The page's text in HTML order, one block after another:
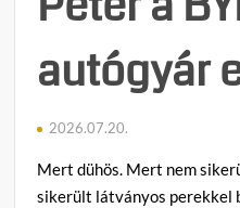
autógyár
2026.07.20.
Mert dühös. Mert nem
sikerült látványos perekkel